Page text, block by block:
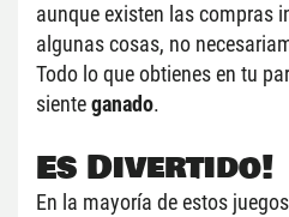
aunque existen las compras
algunas cosas, no
Todo lo que obtienes en tu
siente ganado.
Es Divertido!
En la mayoría de estos